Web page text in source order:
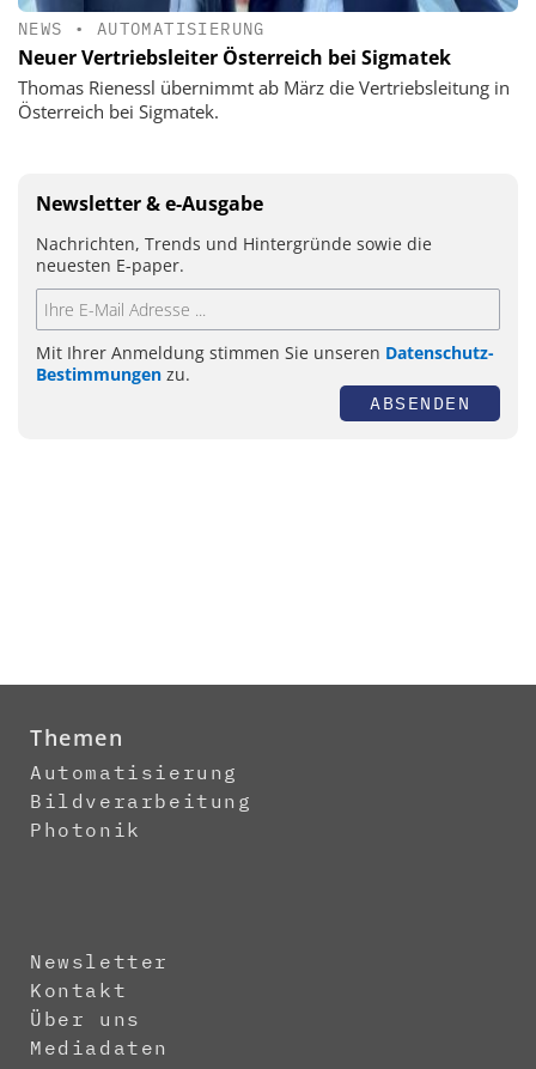
NEWS • AUTOMATISIERUNG
Neuer Vertriebsleiter Österreich bei Sigmatek
Thomas Rienessl übernimmt ab März die Vertriebsleitung in
Österreich bei Sigmatek.
Newsletter & e-Ausgabe
Nachrichten, Trends und Hintergründe sowie die
neuesten E-paper.
Mit Ihrer Anmeldung stimmen Sie unseren Datenschutz-
Bestimmungen zu.
ABSENDEN
Themen
Automatisierung
Bildverarbeitung
Photonik
Newsletter
Kontakt
Über uns
Mediadaten